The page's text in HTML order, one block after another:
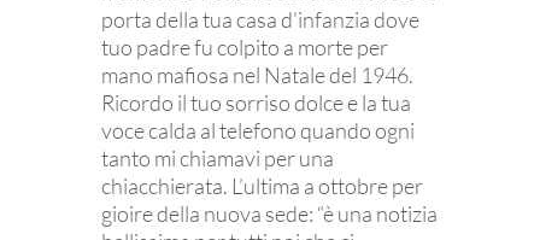
porta della tua casa d’infanzia dove
tuo padre fu colpito a morte per
mano mafiosa nel Natale del 1946.
Ricordo il tuo sorriso dolce e la tua
voce calda al telefono quando ogni
tanto mi chiamavi per una
chiacchierata. L’ultima a ottobre per
gioire della nuova sede: “è una notizia